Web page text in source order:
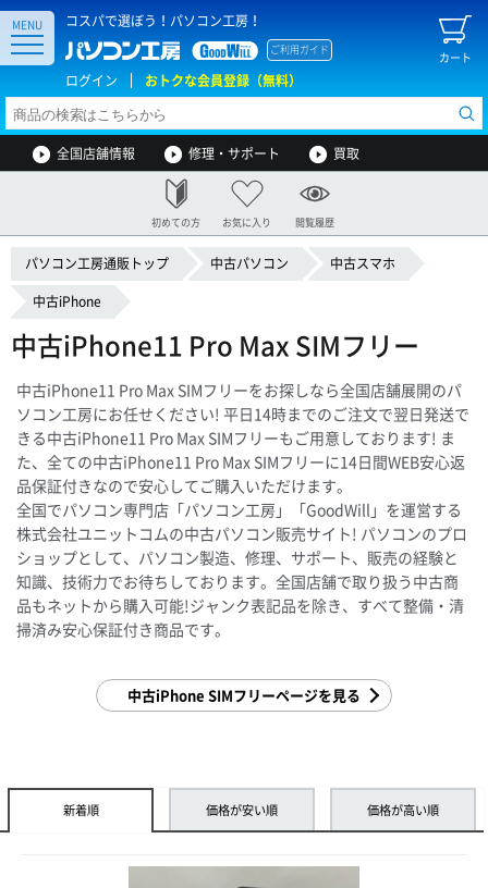
コスパで選ぼう！パソコン工房！
カート
ご利用ガイド
ログイン おトクな会員登録（無料）
MENU
全国店舗情報 修理・サポート 買取
初めての方 お気に入り 閲覧履歴
パソコン工房通販トップ 中古パソコン
中古スマホ
中古iPhone
中古iPhone11 Pro Max SIMフリー
中古iPhone11 Pro Max SIMフリーをお探しなら全国店舗展開のパ
ソコン工房にお任せください! 平日14時までのご注文で翌日発送で
きる中古iPhone11 Pro Max SIMフリーもご用意しております! ま
た、全ての中古iPhone11 Pro Max SIMフリーに14日間WEB安心返
品保証付きなので安心してご購入いただけます。
全国でパソコン専門店「パソコン工房」「GoodWill」を運営する
株式会社ユニットコムの中古パソコン販売サイト! パソコンのプロ
ショップとして、パソコン製造、修理、サポート、販売の経験と
知識、技術力でお待ちしております。全国店舗で取り扱う中古商
品もネットから購入可能!ジャンク表記品を除き、すべて整備・清
掃済み安心保証付き商品です。
中古iPhone SIMフリーページを見る
新着順 価格が安い順 価格が高い順